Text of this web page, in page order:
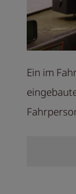
Ein im